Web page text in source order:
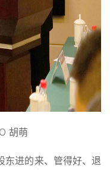
胡萌
东进的来、管得好、退